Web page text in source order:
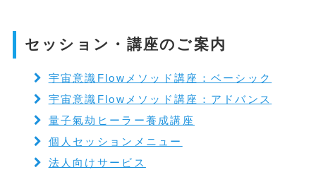
セッション・講座のご案内
宇宙意識Flowメソッド講座：ベーシック
宇宙意識Flowメソッド講座：アドバンス
量子氣劫ヒーラー養成講座
個人セッションメニュー
法人向けサービス